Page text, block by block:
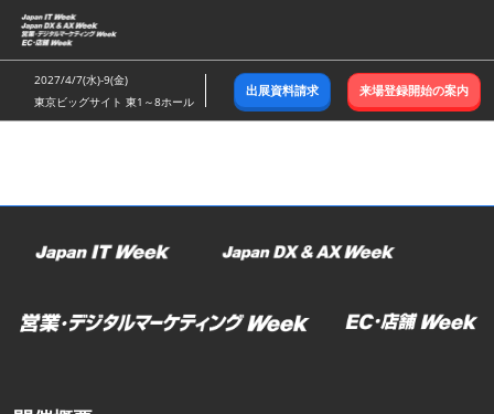
ス
キ
ッ
し
む
2027/4/7(水)-9(金)
東京ビッグサイト 東1～8ホール
出展資料請求 来場登録開始の案内